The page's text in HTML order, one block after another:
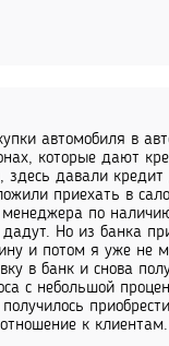
автомобиля в
которые дают
здесь давали
приехать в
по
дадут. Но из банка
и потом я уже не
в банк и снова
с небольшой
к клиентам.